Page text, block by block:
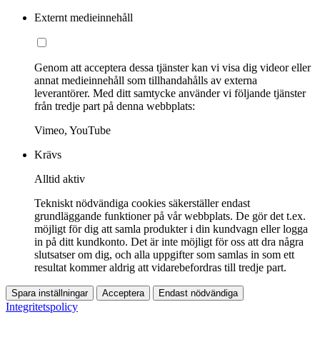
Externt medieinnehåll
Genom att acceptera dessa tjänster kan vi visa dig videor eller
annat medieinnehåll som tillhandahålls av externa
leverantörer. Med ditt samtycke använder vi följande tjänster
från tredje part på denna webbplats:
Vimeo, YouTube
Krävs
Alltid aktiv
Tekniskt nödvändiga cookies säkerställer endast
grundläggande funktioner på vår webbplats. De gör det t.ex.
möjligt för dig att samla produkter i din kundvagn eller logga
in på ditt kundkonto. Det är inte möjligt för oss att dra några
slutsatser om dig, och alla uppgifter som samlas in som ett
resultat kommer aldrig att vidarebefordras till tredje part.
Spara inställningar Acceptera Endast nödvändiga
Integritetspolicy